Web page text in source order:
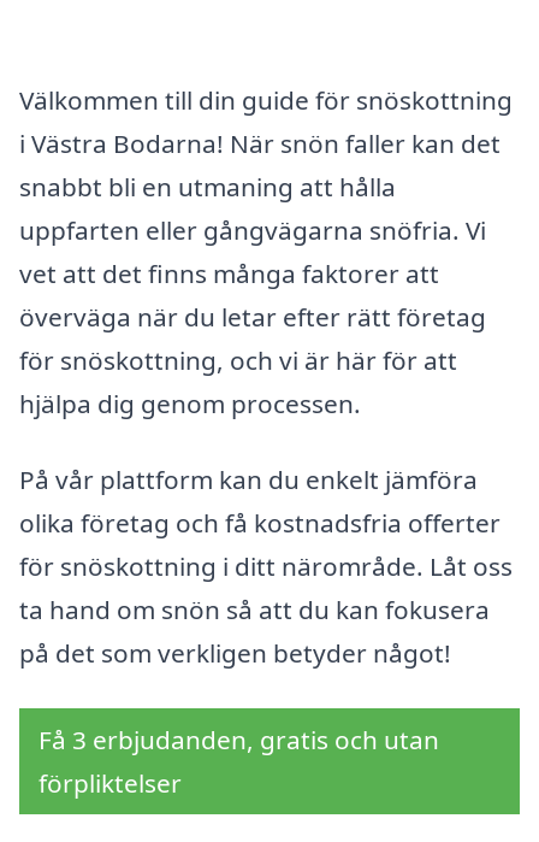
Välkommen till din guide för snöskottning
i Västra Bodarna! När snön faller kan det
snabbt bli en utmaning att hålla
uppfarten eller gångvägarna snöfria. Vi
vet att det finns många faktorer att
överväga när du letar efter rätt företag
för snöskottning, och vi är här för att
hjälpa dig genom processen.
På vår plattform kan du enkelt jämföra
olika företag och få kostnadsfria offerter
för snöskottning i ditt närområde. Låt oss
ta hand om snön så att du kan fokusera
på det som verkligen betyder något!
Få 3 erbjudanden, gratis och utan
förpliktelser